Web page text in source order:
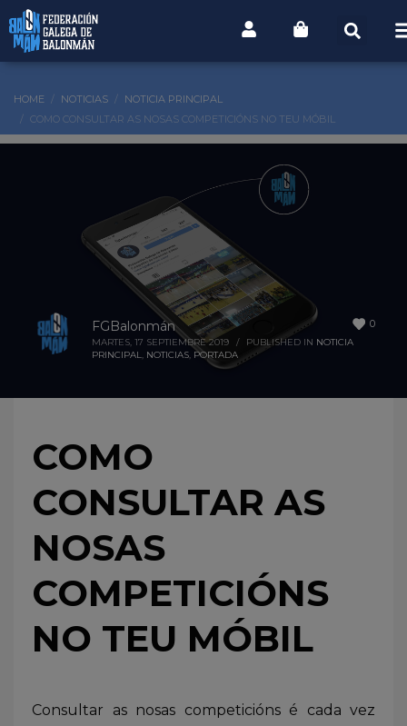
HOME NOTICIAS
NOTICIA PRINCIPAL
COMO CONSULTAR AS NOSAS COMPETICIÓNS NO TEU MÓBIL
0
FGBalonmán
MARTES, 17 SEPTIEMBRE 2019 / PUBLISHED IN NOTICIA
PRINCIPAL, NOTICIAS, PORTADA
COMO
CONSULTAR AS
NOSAS
COMPETICIÓNS
NO TEU MÓBIL
Consultar as nosas competicións é cada vez